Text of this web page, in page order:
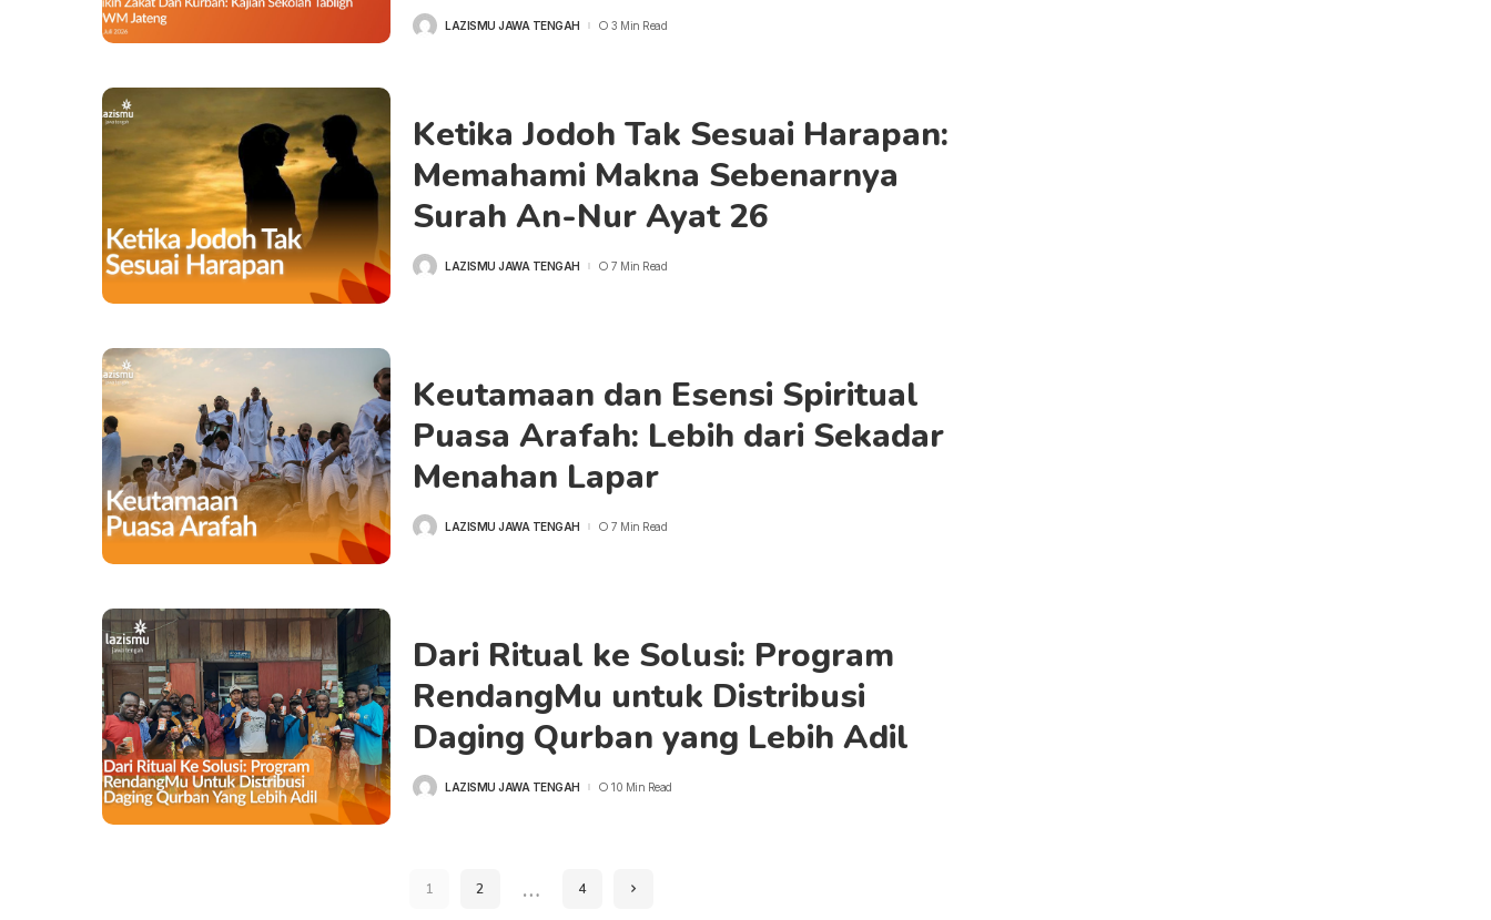
LAZISMU JAWA TENGAH 3 Min Read
Ketika Jodoh Tak Sesuai Harapan:
Memahami Makna Sebenarnya
Surah An-Nur Ayat 26
LAZISMU JAWA TENGAH 7 Min Read
Keutamaan dan Esensi Spiritual
Puasa Arafah: Lebih dari Sekadar
Menahan Lapar
LAZISMU JAWA TENGAH 7 Min Read
Dari Ritual ke Solusi: Program
RendangMu untuk Distribusi
Daging Qurban yang Lebih Adil
LAZISMU JAWA TENGAH 10 Min Read
1 2 … 4